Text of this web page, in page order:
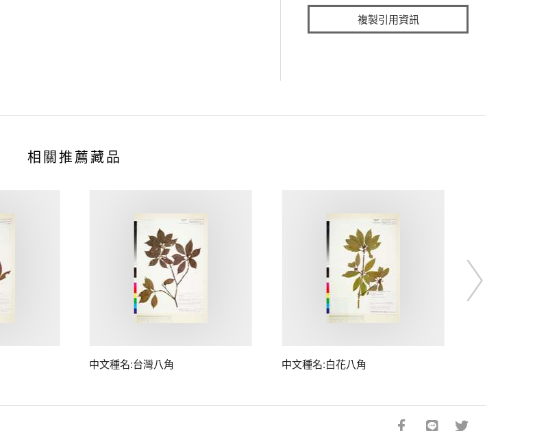
複製引用資訊
相關推薦藏品
中文種名:台灣八角 中文種名:白花八角